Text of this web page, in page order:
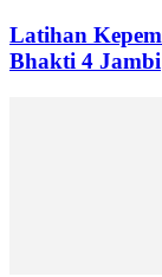
Latihan
Bhakti 4 Jambi